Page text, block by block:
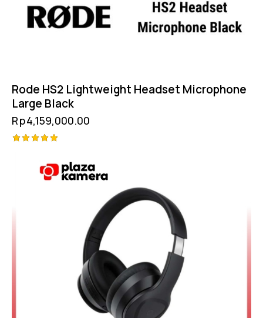
Rode HS2 Lightweight Headset Microphone
Large Black
Rp4,159,000.00
out of 5